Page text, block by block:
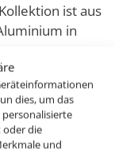
dies, um das
oder die
und
ist aus
in
im Shop!